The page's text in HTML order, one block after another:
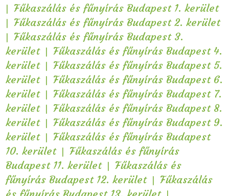
| Fűkaszálás és fűnyírás Budapest 1. kerület
| Fűkaszálás és fűnyírás Budapest 2. kerület
| Fűkaszálás és fűnyírás Budapest 3.
kerület | Fűkaszálás és fűnyírás Budapest 4.
kerület | Fűkaszálás és fűnyírás Budapest 5.
kerület | Fűkaszálás és fűnyírás Budapest 6.
kerület | Fűkaszálás és fűnyírás Budapest 7.
kerület | Fűkaszálás és fűnyírás Budapest 8.
kerület | Fűkaszálás és fűnyírás Budapest 9.
kerület | Fűkaszálás és fűnyírás Budapest
10. kerület | Fűkaszálás és fűnyírás
Budapest 11. kerület | Fűkaszálás és
fűnyírás Budapest 12. kerület | Fűkaszálás